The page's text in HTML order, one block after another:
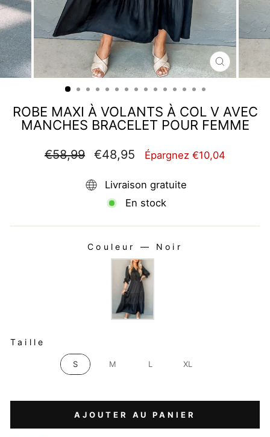
FERMER
(ESC)
ROBE MAXI À VOLANTS À COL V AVEC
MANCHES BRACELET POUR FEMME
Prix
régulier
€58,99
Prix
réduit
€48,95 Épargnez €10,04
Livraison gratuite
En stock
Couleur — Noir
TAILLE
Taille
S M L XL
AJOUTER AU PANIER